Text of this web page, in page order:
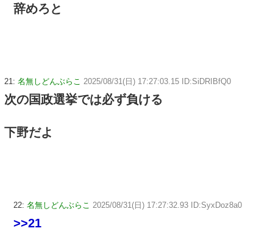
辞めろと
21: 名無しどんぶらこ 2025/08/31(日) 17:27:03.15 ID:SiDRIBfQ0
次の国政選挙では必ず負ける
下野だよ
22: 名無しどんぶらこ 2025/08/31(日) 17:27:32.93 ID:SyxDoz8a0
>>21